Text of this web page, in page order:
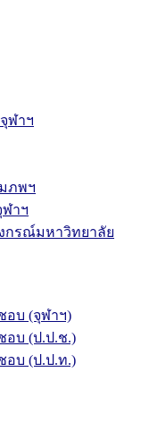
ฬาฯ
ภพฯ
าฯ
กรณ์มหาวิทยาลัย
อบ (จุฬาฯ)
อบ (ป.ป.ช.)
อบ (ป.ป.ท.)